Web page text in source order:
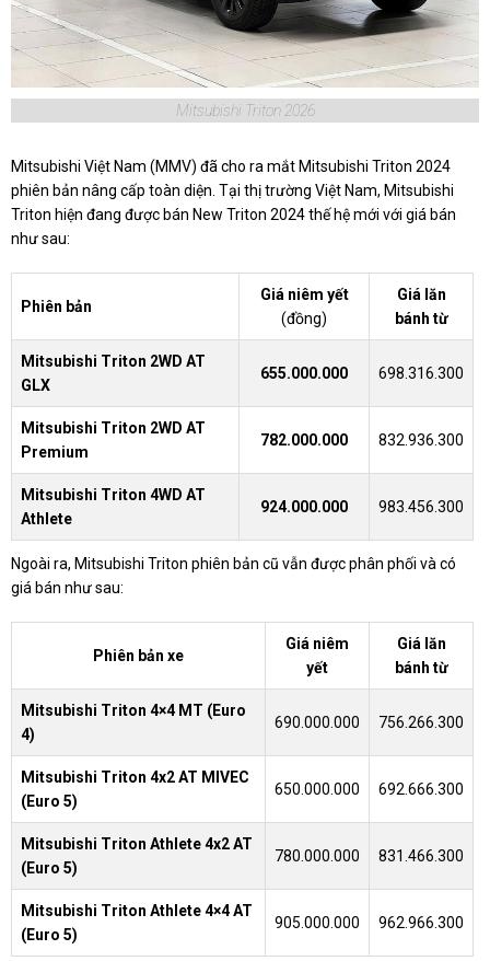
Mitsubishi Triton 2026
Mitsubishi Việt Nam (MMV) đã cho ra mắt Mitsubishi Triton 2024
phiên bản nâng cấp toàn diện. Tại thị trường Việt Nam, Mitsubishi
Triton hiện đang được bán New Triton 2024 thế hệ mới với giá bán
như sau:
Phiên bản
Giá niêm yết
(đồng)
Giá lăn
bánh từ
Mitsubishi Triton 2WD AT
GLX
655.000.000 698.316.300
Mitsubishi Triton 2WD AT
Premium
782.000.000 832.936.300
Mitsubishi Triton 4WD AT
Athlete
924.000.000 983.456.300
Ngoài ra, Mitsubishi Triton phiên bản cũ vẫn được phân phối và có
giá bán như sau:
Phiên bản xe
Giá niêm
yết
Giá lăn
bánh từ
Mitsubishi Triton 4×4 MT (Euro
4)
690.000.000 756.266.300
Mitsubishi Triton 4x2 AT MIVEC
(Euro 5)
650.000.000 692.666.300
Mitsubishi Triton Athlete 4x2 AT
(Euro 5)
780.000.000 831.466.300
Mitsubishi Triton Athlete 4×4 AT
(Euro 5)
905.000.000 962.966.300